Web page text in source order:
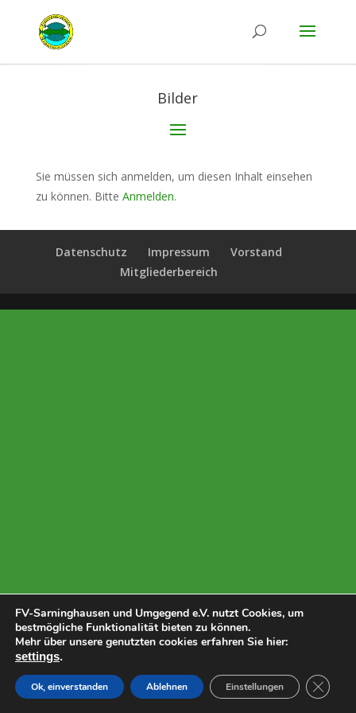
Bilder
Sie müssen sich anmelden, um diesen Inhalt einsehen
zu können. Bitte Anmelden.
Datenschutz Impressum
Vorstand
Mitgliederbereich
FV-Sarninghausen und Umgegend e.V. nutzt Cookies, um
bestmögliche Funktionalität bieten zu können.
Mehr über unsere genutzten cookies erfahren Sie hier:
settings.
Ok, einverstanden Ablehnen Einstellungen GDPR